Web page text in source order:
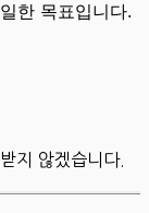
한 목표입니다.
지 않겠습니다.